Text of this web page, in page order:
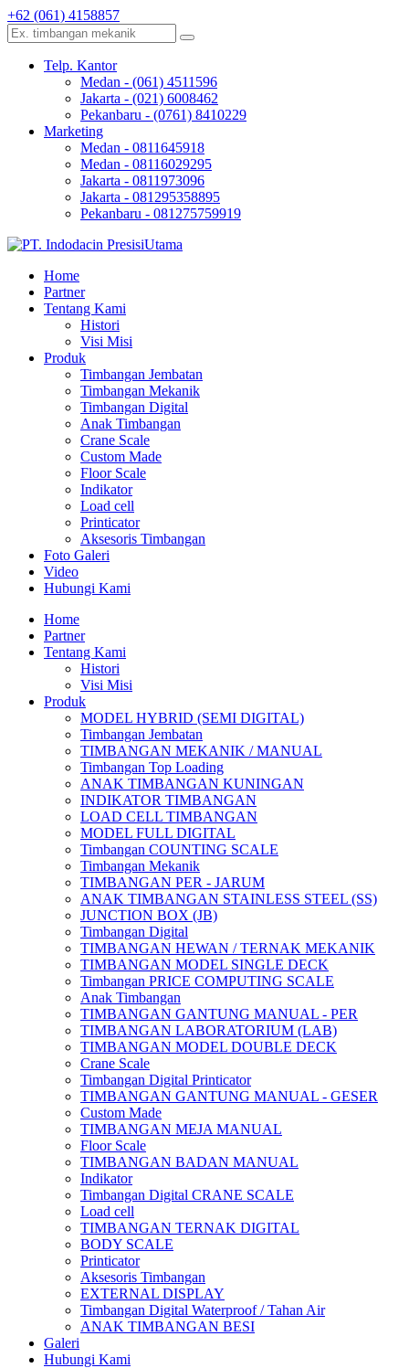
+62 (061) 4158857
Telp. Kantor
Medan - (061) 4511596
Jakarta - (021) 6008462
Pekanbaru - (0761) 8410229
Marketing
Medan - 0811645918
Medan - 08116029295
Jakarta - 0811973096
Jakarta - 081295358895
Pekanbaru - 081275759919
Home
Partner
Tentang Kami
Histori
Visi Misi
Produk
Timbangan Jembatan
Timbangan Mekanik
Timbangan Digital
Anak Timbangan
Crane Scale
Custom Made
Floor Scale
Indikator
Load cell
Printicator
Aksesoris Timbangan
Foto Galeri
Video
Hubungi Kami
Home
Partner
Tentang Kami
Histori
Visi Misi
Produk
MODEL HYBRID (SEMI DIGITAL)
Timbangan Jembatan
TIMBANGAN MEKANIK / MANUAL
Timbangan Top Loading
ANAK TIMBANGAN KUNINGAN
INDIKATOR TIMBANGAN
LOAD CELL TIMBANGAN
MODEL FULL DIGITAL
Timbangan COUNTING SCALE
Timbangan Mekanik
TIMBANGAN PER - JARUM
ANAK TIMBANGAN STAINLESS STEEL (SS)
JUNCTION BOX (JB)
Timbangan Digital
TIMBANGAN HEWAN / TERNAK MEKANIK
TIMBANGAN MODEL SINGLE DECK
Timbangan PRICE COMPUTING SCALE
Anak Timbangan
TIMBANGAN GANTUNG MANUAL - PER
TIMBANGAN LABORATORIUM (LAB)
TIMBANGAN MODEL DOUBLE DECK
Crane Scale
Timbangan Digital Printicator
TIMBANGAN GANTUNG MANUAL - GESER
Custom Made
TIMBANGAN MEJA MANUAL
Floor Scale
TIMBANGAN BADAN MANUAL
Indikator
Timbangan Digital CRANE SCALE
Load cell
TIMBANGAN TERNAK DIGITAL
BODY SCALE
Printicator
Aksesoris Timbangan
EXTERNAL DISPLAY
Timbangan Digital Waterproof / Tahan Air
ANAK TIMBANGAN BESI
Galeri
Hubungi Kami